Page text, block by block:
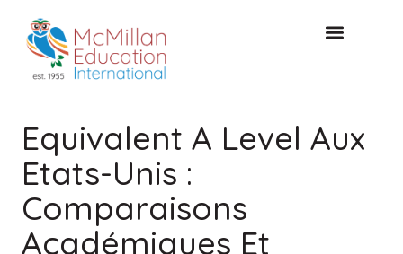
Equivalent A Level Aux
Etats-Unis :
Comparaisons
Académiques Et